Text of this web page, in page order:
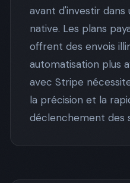
avant d'investir
native. Les plans
offrent des envois
automatisation plus
avec Stripe
la précision et la
déclenchement des